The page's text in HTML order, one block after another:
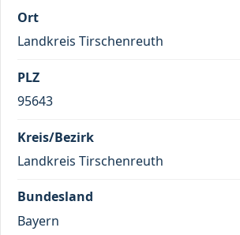
Ort
Landkreis Tirschenreuth
PLZ
95643
Kreis/Bezirk
Landkreis Tirschenreuth
Bundesland
Bayern